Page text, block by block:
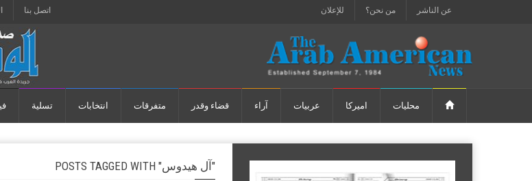
اتصل بنا عن الناشر من نحن؟ للإعلان
محليات اميركا عربيات آراء قضاء وقدر متفرقات انتخابات تسلية
POSTS TAGGED WITH "آل هيدوس"